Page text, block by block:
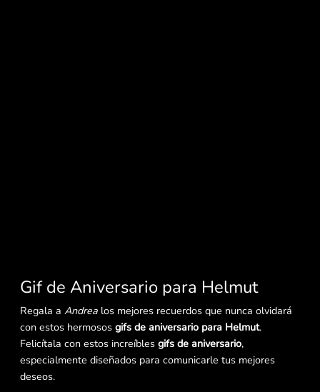
Gif de Aniversario para Helmut
Regala a Andrea los mejores recuerdos que nunca olvidará
con estos hermosos gifs de aniversario para Helmut.
Felicítala con estos increíbles gifs de aniversario,
especialmente diseñados para comunicarle tus mejores
deseos.